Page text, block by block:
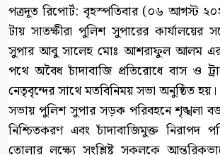
পত্রদূত রিপোর্ট: বৃহস্পতিবার (০৬ আগস্ট
টায় সাতক্ষীরা পুলিশ সুপারের কার্যালয়ের
সুপার আবু সালেহ মোঃ আশরাফুল আলম এর
পথে অবৈধ চাঁদাবাজি প্রতিরোধে বাস ও
নেতৃবৃন্দের সাথে মতবিনিময় সভা অনুষ্ঠিত হয়।
সভায় পুলিশ সুপার সড়ক পরিবহনে শৃঙ্খলা
নিশ্চিতকরণ এবং চাঁদাবাজিমুক্ত নিরাপদ
তোলার লক্ষ্যে সংশ্লিষ্ট সকলকে